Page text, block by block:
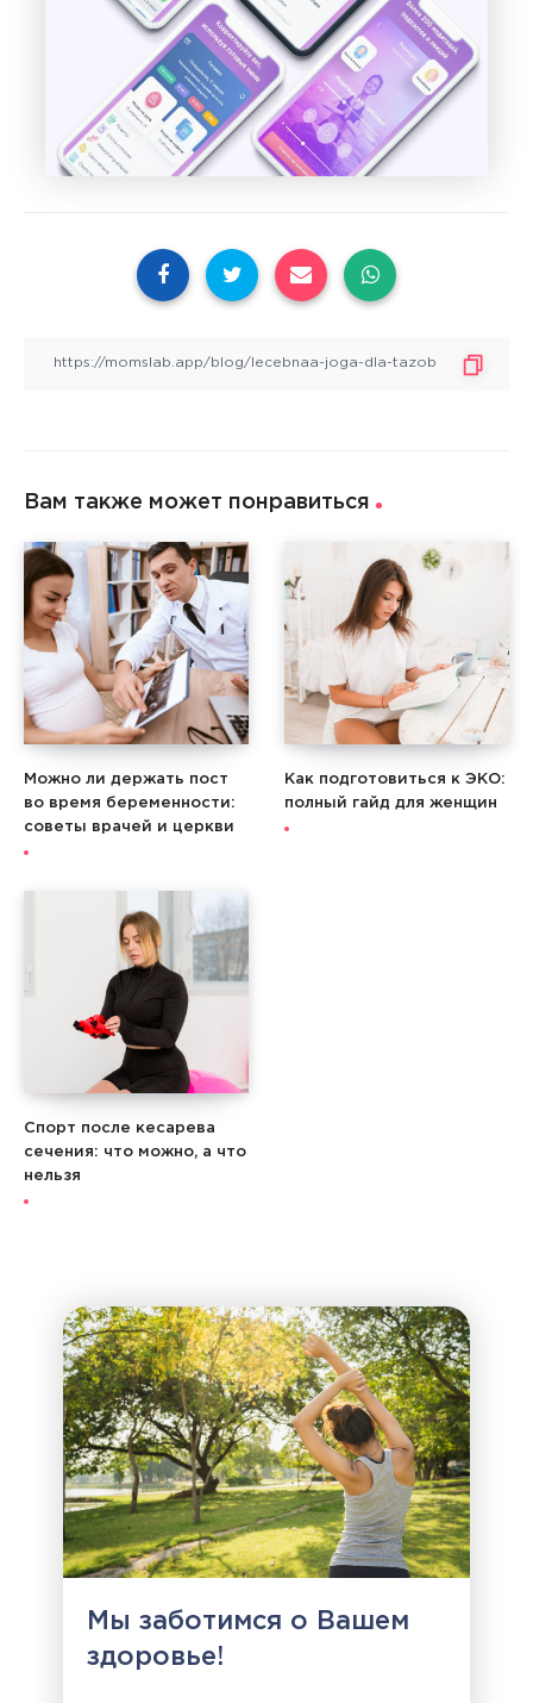
Вам также может понравиться
Можно ли держать пост
во время беременности:
советы врачей и церкви
Как подготовиться к ЭКО:
полный гайд для женщин
Спорт после кесарева
сечения: что можно, а что
нельзя
Мы заботимся о Вашем
здоровье!